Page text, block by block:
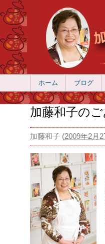
ホーム ブログ
加藤和子の
加藤和子 (2009年2月